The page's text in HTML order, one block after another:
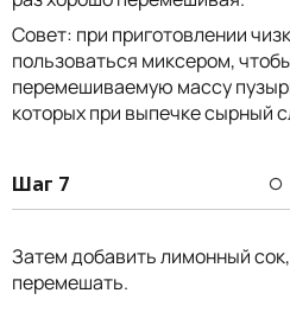
Совет: при приготовлении
пользоваться миксером,
перемешиваемую массу
которых при выпечке сырный
Шаг 7
Затем добавить лимонный
перемешать.